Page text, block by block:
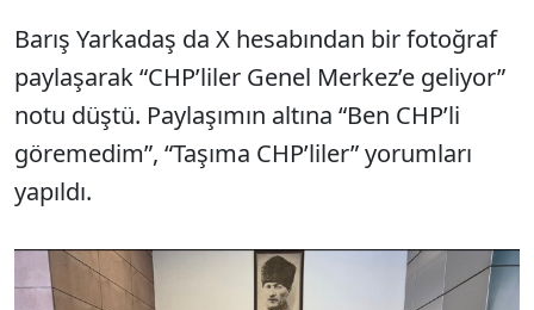
Barış Yarkadaş da X hesabından bir fotoğraf
paylaşarak “CHP’liler Genel Merkez’e geliyor”
notu düştü. Paylaşımın altına “Ben CHP’li
göremedim”, “Taşıma CHP’liler” yorumları
yapıldı.